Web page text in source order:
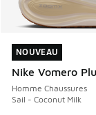
NOUVEAU
Nike Vomero
Homme Chaussures
Sail - Coconut Milk
NOUVEAU